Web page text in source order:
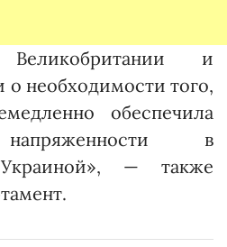
и
о необходимости того,
обеспечила
в
— также